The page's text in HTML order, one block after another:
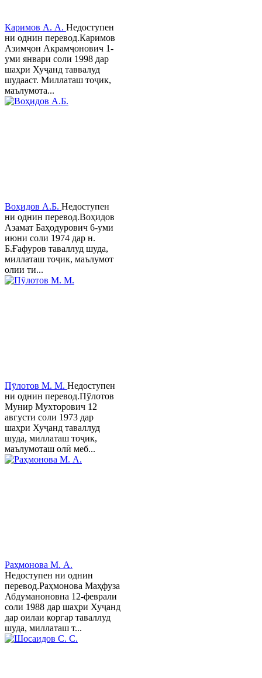
Каримов А. А. Недоступен
ни однин перевод.Каримов
Азимҷон Акрамҷонович 1-
уми январи соли 1998 дар
шаҳри Хуҷанд таввалуд
шудааст. Миллаташ тоҷик,
маълумота...
Воҳидов А.Б. Недоступен
ни однин перевод.Воҳидов
Азамат Баҳодурович 6-уми
июни соли 1974 дар н.
Б.Ғафуров таваллуд шуда,
миллаташ тоҷик, маълумот
олии ти...
Пӯлотов М. М. Недоступен
ни однин перевод.Пўлотов
Мунир Мухторович 12
августи соли 1973 дар
шаҳри Хуҷанд таваллуд
шуда, миллаташ тоҷик,
маълумоташ олӣ меб...
Раҳмонова М. А.
Недоступен ни однин
перевод.Раҳмонова Маҳфуза
Абдуманоновна 12-феврали
соли 1988 дар шаҳри Хуҷанд
дар оилаи коргар таваллуд
шуда, миллаташ т...